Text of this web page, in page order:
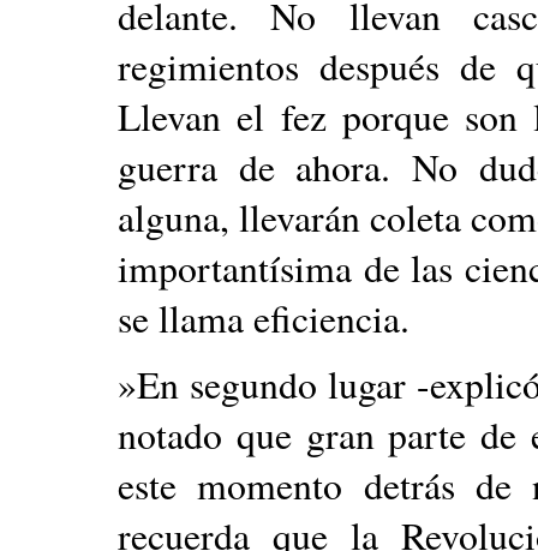
delante. No llevan
regimientos después de
Llevan el fez porque son
guerra de ahora. No
alguna, llevarán coleta
importantísima de las
se llama eficiencia.
»En segundo lugar -
notado que gran parte de
este momento detrás
recuerda que la